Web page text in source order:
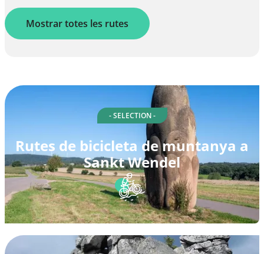
Mostrar totes les rutes
- SELECTION -
Rutes de bicicleta de muntanya a
Sankt Wendel